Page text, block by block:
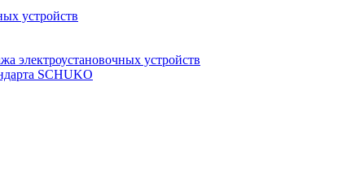
устройств
электроустановочных устройств
SCHUKO